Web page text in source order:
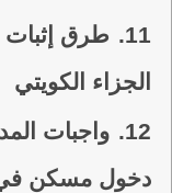
11.
طرق
الجزاء الكويتي
12.
واجبات
دخول مسكن في